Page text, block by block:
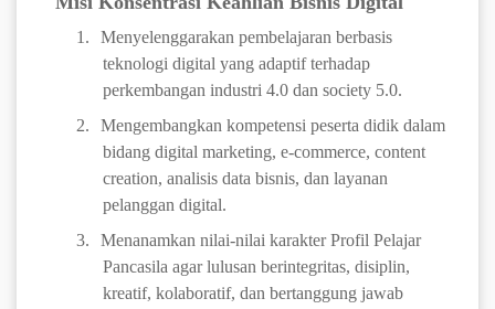
1.
Menyelenggarakan pembelajaran berbasis
teknologi digital yang adaptif terhadap
perkembangan industri 4.0 dan society 5.0.
2.
Mengembangkan kompetensi peserta didik dalam
bidang digital marketing, e-commerce, content
creation, analisis data bisnis, dan layanan
pelanggan digital.
3.
Menanamkan nilai-nilai karakter Profil Pelajar
Pancasila agar lulusan berintegritas, disiplin,
kreatif, kolaboratif, dan bertanggung jawab